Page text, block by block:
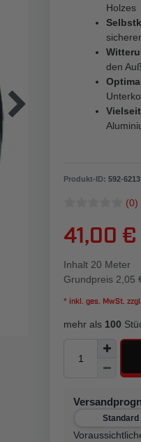
Holzes
den
Produkt-ID: 592-6213
(0)
41,00 €
Inhalt 20 Meter
Grundpreis 2,05
* inkl. ges. MwSt. zzgl.
mehr als 100
Standard